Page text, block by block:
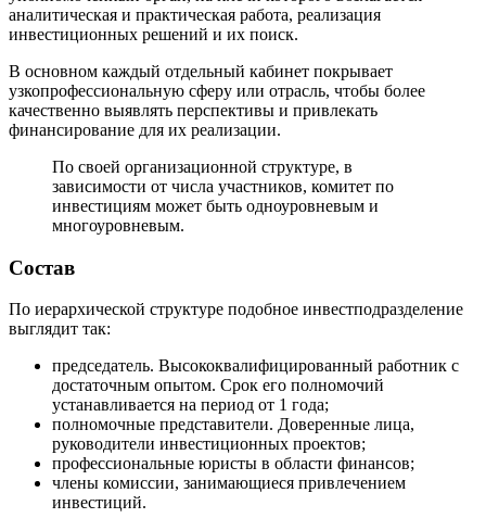
аналитическая и практическая работа, реализация
инвестиционных решений и их поиск.
В основном каждый отдельный кабинет покрывает
узкопрофессиональную сферу или отрасль, чтобы более
качественно выявлять перспективы и привлекать
финансирование для их реализации.
По своей организационной структуре, в
зависимости от числа участников, комитет по
инвестициям может быть одноуровневым и
многоуровневым.
Состав
По иерархической структуре подобное инвестподразделение
выглядит так:
председатель. Высококвалифицированный работник с
достаточным опытом. Срок его полномочий
устанавливается на период от 1 года;
полномочные представители. Доверенные лица,
руководители инвестиционных проектов;
профессиональные юристы в области финансов;
члены комиссии, занимающиеся привлечением
инвестиций.